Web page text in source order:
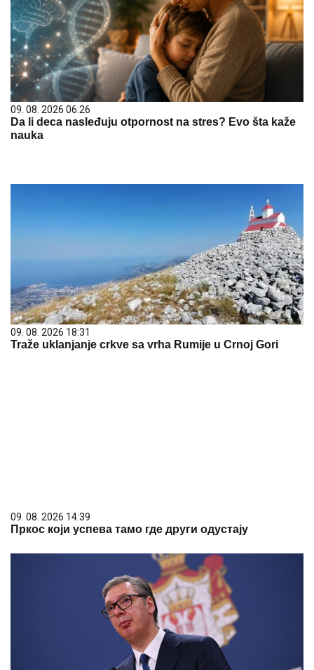
09. 08. 2026 06:26
Da li deca nasleđuju otpornost na stres? Evo šta kaže
nauka
09. 08. 2026 18:31
Traže uklanjanje crkve sa vrha Rumije u Crnoj Gori
09. 08. 2026 14:39
Пркос који успева тамо где други одустају